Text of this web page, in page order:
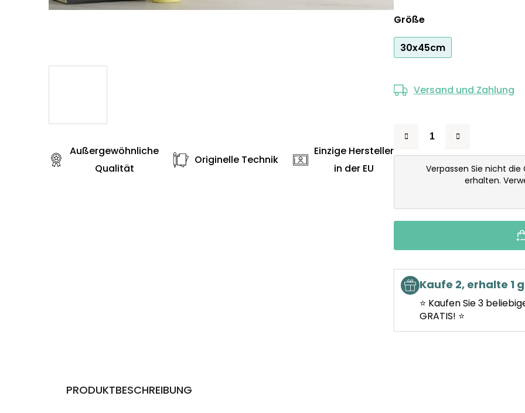
Größe
30x45cm
Versand und Zahlung
Verpassen Sie nicht
erhalten.
Kaufe 2, erhalte 1
⭐ Kaufen Sie 3
GRATIS! ⭐
Außergewöhnliche
Qualität
Originelle Technik
Einzige Hersteller
in der EU
PRODUKTBESCHREIBUNG